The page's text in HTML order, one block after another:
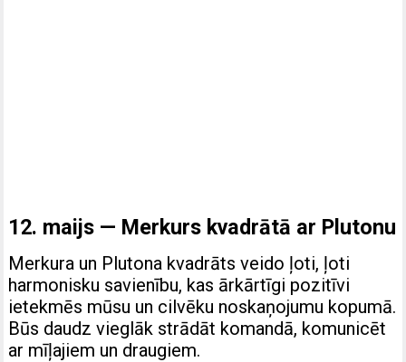
12. maijs — Merkurs kvadrātā ar Plutonu
Merkura un Plutona kvadrāts veido ļoti, ļoti
harmonisku savienību, kas ārkārtīgi pozitīvi
ietekmēs mūsu un cilvēku noskaņojumu kopumā.
Būs daudz vieglāk strādāt komandā, komunicēt
ar mīļajiem un draugiem.